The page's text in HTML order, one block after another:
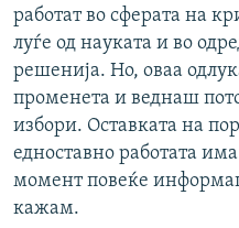
работат во сферата на
луѓе од науката и во
решенија. Но, оваа
променета и веднаш
избори. Оставката на
едноставно работата има
момент повеќе
кажам.